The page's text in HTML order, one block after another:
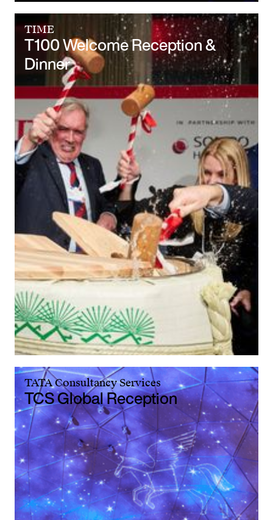
TIME
T100 Welcome Reception &
Dinner
TATA Consultancy Services
TCS Global Reception